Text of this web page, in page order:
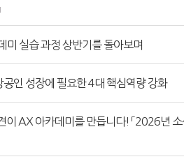
실습 과정 상반기를 돌아보며
공인 성장에 필요한 4대 핵심역량 강화
AX 아카데미를 만듭니다! 「2026년